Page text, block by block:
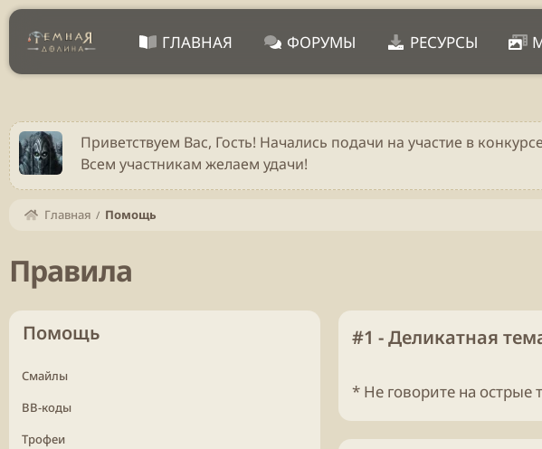
ГЛАВНАЯ ФОРУМЫ РЕСУРСЫ
Приветствуем Вас, Гость! Начались подачи на участие в конкурсе
Всем участникам желаем удачи!
Главная Помощь
Правила
Помощь
Смайлы
BB-коды
Трофеи
#1 - Деликатная
* Не говорите на острые